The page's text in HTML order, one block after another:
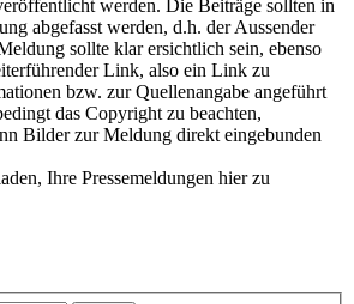
werden. Die Beiträge sollten in
abgefasst werden, d.h. der Aussender
sollte klar ersichtlich sein, ebenso
Link, also ein Link zu
bzw. zur Quellenangabe angeführt
das Copyright zu beachten,
Bilder zur Meldung direkt eingebunden
Ihre Pressemeldungen hier zu